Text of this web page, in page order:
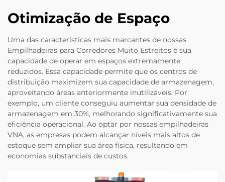
Otimização de Espaço
Uma das características mais marcantes de nossas
Empilhadeiras para Corredores Muito Estreitos é sua
capacidade de operar em espaços extremamente
reduzidos. Essa capacidade permite que os centros de
distribuição maximizem sua capacidade de armazenagem,
aproveitando áreas anteriormente inutilizáveis. Por
exemplo, um cliente conseguiu aumentar sua densidade de
armazenagem em 30%, melhorando significativamente sua
eficiência operacional. Ao optar por nossas empilhadeiras
VNA, as empresas podem alcançar níveis mais altos de
estoque sem ampliar sua área física, resultando em
economias substanciais de custos.